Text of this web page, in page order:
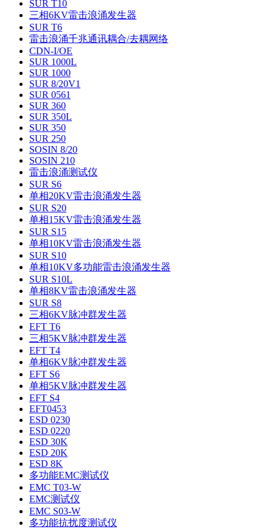
SUR T10
三相6KV雷击浪涌发生器
SUR T6
雷击浪涌千兆通讯耦合/去耦网络
CDN-I/OE
SUR 1000L
SUR 1000
SUR 8/20V1
SUR 0561
SUR 360
SUR 350L
SUR 350
SUR 250
SOSIN 8/20
SOSIN 210
雷击浪涌测试仪
SUR S6
单相20KV雷击浪涌发生器
SUR S20
单相15KV雷击浪涌发生器
SUR S15
单相10KV雷击浪涌发生器
SUR S10
单相10KV多功能雷击浪涌发生器
SUR S10L
单相8KV雷击浪涌发生器
SUR S8
三相6KV脉冲群发生器
EFT T6
三相5KV脉冲群发生器
EFT T4
单相6KV脉冲群发生器
EFT S6
单相5KV脉冲群发生器
EFT S4
EFT0453
ESD 0230
ESD 0220
ESD 30K
ESD 20K
ESD 8K
多功能EMC测试仪
EMC T03-W
EMC测试仪
EMC S03-W
多功能抗扰度测试仪